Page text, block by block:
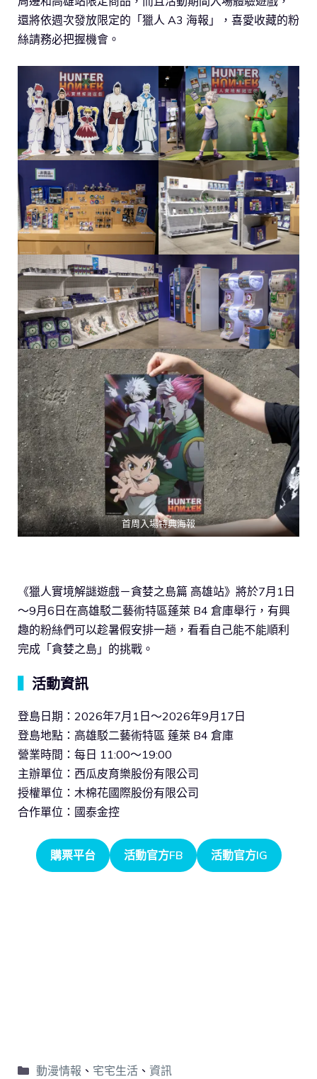
還將依週次發放限定的「獵人 A3 海報」，喜愛收藏的粉
絲請務必把握機會。
首周入場特典海報
《獵人實境解謎遊戲－貪婪之島篇 高雄站》將於7月1日
～9月6日在高雄駁二藝術特區蓬萊 B4 倉庫舉行，有興
趣的粉絲們可以趁暑假安排一趟，看看自己能不能順利
完成「貪婪之島」的挑戰。
活動資訊
登島日期：2026年7月1日～2026年9月17日
登島地點：高雄駁二藝術特區 蓬萊 B4 倉庫
營業時間：每日 11:00～19:00
主辦單位：西瓜皮育樂股份有限公司
授權單位：木棉花國際股份有限公司
合作單位：國泰金控
購票平台 活動官方FB 活動官方IG
動漫情報 、 宅宅生活、 資訊